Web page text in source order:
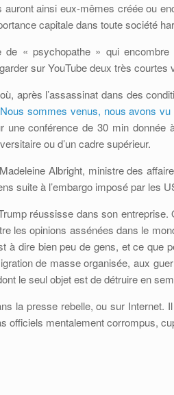
auront ainsi eux-mêmes créée ou
capitale dans toute société
« psychopathe » qui encombre
sur YouTube deux très
après l’assassinat dans des
Nous sommes venus, nous avons
une conférence de 30 min
ou d’un cadre supérieur.
Albright, ministre des
suite à l’embargo imposé par les
réussisse dans son
les opinions assénées dans le
à dire bien peu de gens, et ce que
de masse organisée, aux
le seul objet est de détruire en
la presse rebelle, ou sur Internet.
officiels mentalement corrompus,